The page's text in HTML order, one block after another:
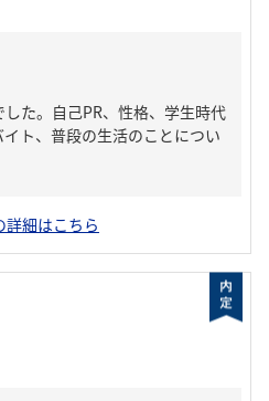
た。自己PR、性格、学生時代
ト、普段の生活のことについ
詳細はこちら